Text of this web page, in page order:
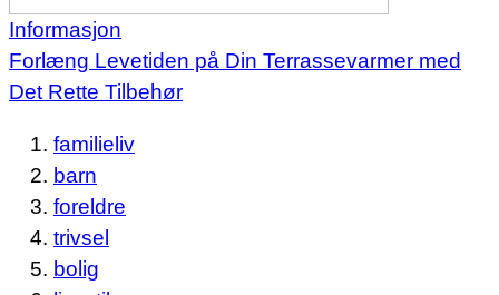
Informasjon
Forlæng Levetiden på Din Terrassevarmer med
Det Rette Tilbehør
familieliv
barn
foreldre
trivsel
bolig